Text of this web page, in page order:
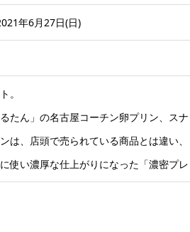
年6月27日(日)
。
たん」の名古屋コーチン卵プリン、ス
は、店頭で売られている商品とは違い、
使い濃厚な仕上がりになった「濃密プ